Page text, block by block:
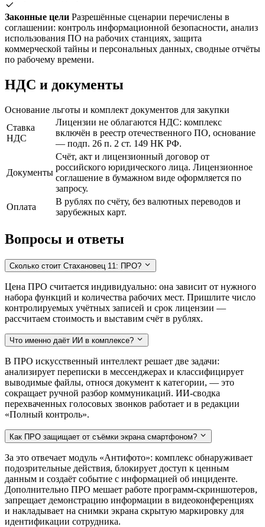
Законные цели Разрешённые сценарии перечислены в
соглашении: контроль информационной безопасности, анализ
использования ПО на рабочих станциях, защита
коммерческой тайны и персональных данных, сводные отчёты
по рабочему времени.
НДС и документы
Основание льготы и комплект документов для закупки
Ставка
НДС
Лицензии не облагаются НДС: комплекс
включён в реестр отечественного ПО, основание
— подп. 26 п. 2 ст. 149 НК РФ.
Документы
Счёт, акт и лицензионный договор от
российского юридического лица. Лицензионное
соглашение в бумажном виде оформляется по
запросу.
Оплата
В рублях по счёту, без валютных переводов и
зарубежных карт.
Вопросы и ответы
Сколько стоит Стахановец 11: ПРО?
Цена ПРО считается индивидуально: она зависит от нужного
набора функций и количества рабочих мест. Пришлите число
контролируемых учётных записей и срок лицензии —
рассчитаем стоимость и выставим счёт в рублях.
Что именно даёт ИИ в комплексе?
В ПРО искусственный интеллект решает две задачи:
анализирует переписки в мессенджерах и классифицирует
выводимые файлы, относя документ к категории, — это
сокращает ручной разбор коммуникаций. ИИ-сводка
перехваченных голосовых звонков работает и в редакции
«Полный контроль».
Как ПРО защищает от съёмки экрана смартфоном?
За это отвечает модуль «Антифото»: комплекс обнаруживает
подозрительные действия, блокирует доступ к ценным
данным и создаёт событие с информацией об инциденте.
Дополнительно ПРО мешает работе программ-скриншотеров,
запрещает демонстрацию информации в видеоконференциях
и накладывает на снимки экрана скрытую маркировку для
идентификации сотрудника.